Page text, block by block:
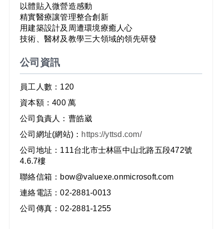
以體貼入微營造感動
精實醫療讓管理整合創新
用建築設計及周遭環境療癒人心
技術、醫材及教學三大領域的領先研發
公司資訊
員工人數：120
資本額：400 萬
公司負責人：曹皓崴
公司網址(網站)： https://yttsd.com/
公司地址：111台北市士林區中山北路五段472號
4.6.7樓
聯絡信箱：bow@valuexe.onmicrosoft.com
連絡電話：02-2881-0013
公司傳真：02-2881-1255